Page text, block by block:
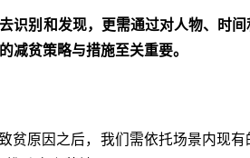
识别 和发现，更需通过对人物、时
减贫策略与措施至关重要。
原因之后，我们需依托场景内现